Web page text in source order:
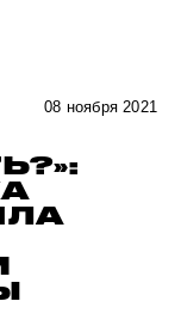
08 ноября 2021